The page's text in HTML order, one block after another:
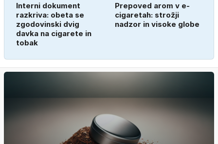
Interni dokument
razkriva: obeta se
zgodovinski dvig
davka na cigarete in
tobak
Prepoved arom v e-
cigaretah: strožji
nadzor in visoke globe